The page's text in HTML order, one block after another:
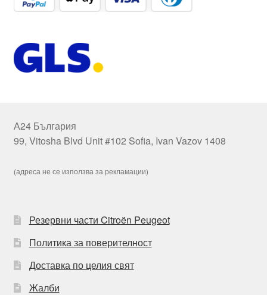
А24 България
99, Vitosha Blvd Unit #102 Sofia, Ivan Vazov 1408
(адреса не се използва за рекламации)
Резервни части Citroën Peugeot
Политика за поверителност
Доставка по целия свят
Жалби